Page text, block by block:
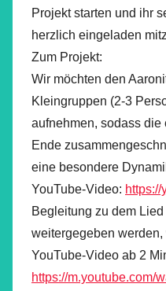
Projekt starten und ihr
herzlich eingeladen
Zum Projekt:
Wir möchten den
Kleingruppen (2-3
aufnehmen, sodass
Ende
eine besondere
YouTube-Video:
Begleitung zu dem
weitergegeben
YouTube-Video ab 2
https://m.youtube.com/